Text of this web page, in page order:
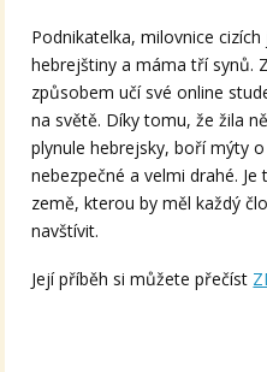
Podnikatelka, milovnice
hebrejštiny a máma tří synů.
způsobem učí své online
na světě. Díky tomu, že žila
plynule hebrejsky, boří mýty
nebezpečné a velmi drahé.
země, kterou by měl každý
navštívit.
Její příběh si můžete přečíst